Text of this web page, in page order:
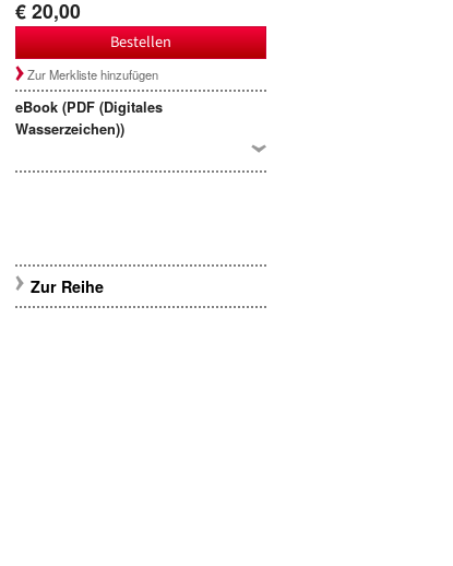
€ 20,00
Bestellen
Zur Merkliste hinzufügen
eBook (PDF (Digitales
Wasserzeichen))
Zur Reihe